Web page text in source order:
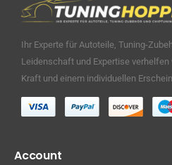
Ihr Experte für Autoteile, Tuning-
Leidenschaft und Expertise verhelfen
Kraft und einem individuellen
Account